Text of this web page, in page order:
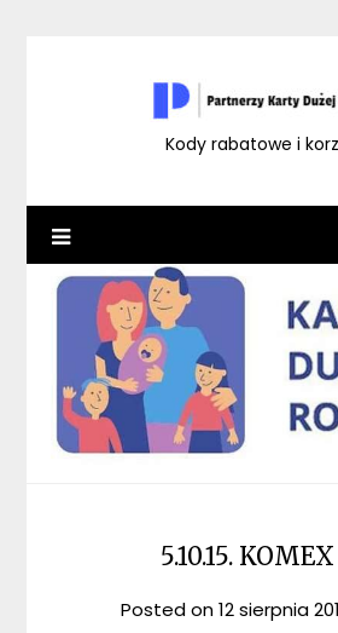
Kody rabatowe i
5.10.15. KOMEX
Posted on12 sierpnia